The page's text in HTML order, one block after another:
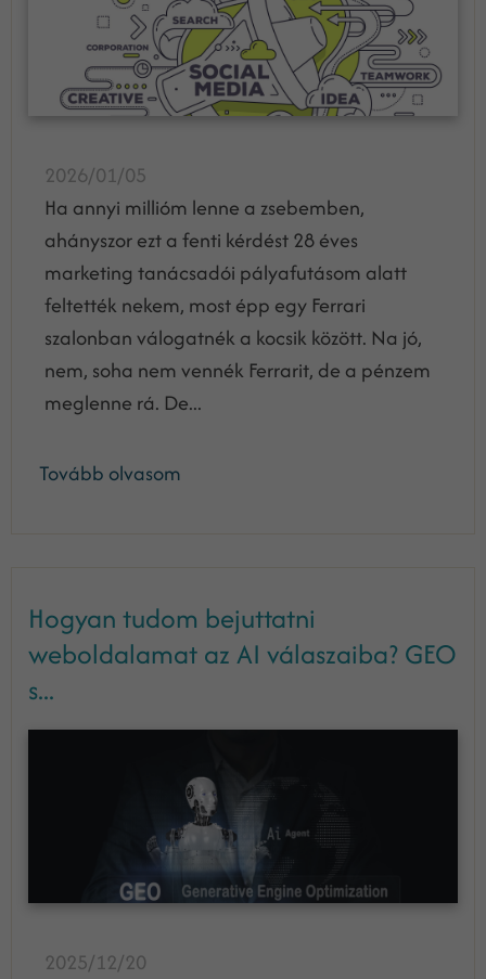
2026/01/05
Ha annyi millióm lenne a zsebemben,
ahányszor ezt a fenti kérdést 28 éves
marketing tanácsadói pályafutásom alatt
feltették nekem, most épp egy Ferrari
szalonban válogatnék a kocsik között. Na jó,
nem, soha nem vennék Ferrarit, de a pénzem
meglenne rá. De...
Tovább olvasom
Hogyan tudom bejuttatni
weboldalamat az AI válaszaiba? GEO
s...
2025/12/20